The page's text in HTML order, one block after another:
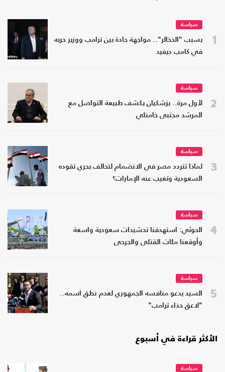
1
سياسة
بسبب "الذخائر".. مواجهة حادة بين ترامب ووزير حربه
في كامب ديفيد
2
سياسة
لأول مرة.. بزشكيان يكشف طبيعة التواصل مع
المرشد مجتبى خامنئي
3
سياسة
لماذا تتردد مصر في الانضمام لتحالف بحري تقوده
السعودية وتغيب عنه الإمارات؟
4
سياسة
الحوثي: استهدفنا تحشيدات سعودية واسعة
وأوقعنا مئات القتلى والجرحى
5
سياسة
السيد يدعو منافسه الجمهوري لعدم نطق اسمه..
"لاعق حذاء ترامب"
الأكثر قراءة في أسبوع
سياسة